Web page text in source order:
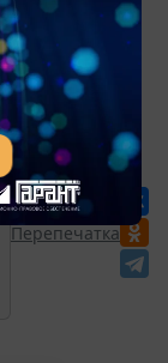
до 18
Перепечатка